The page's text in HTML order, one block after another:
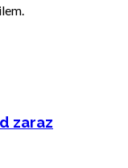
zaraz